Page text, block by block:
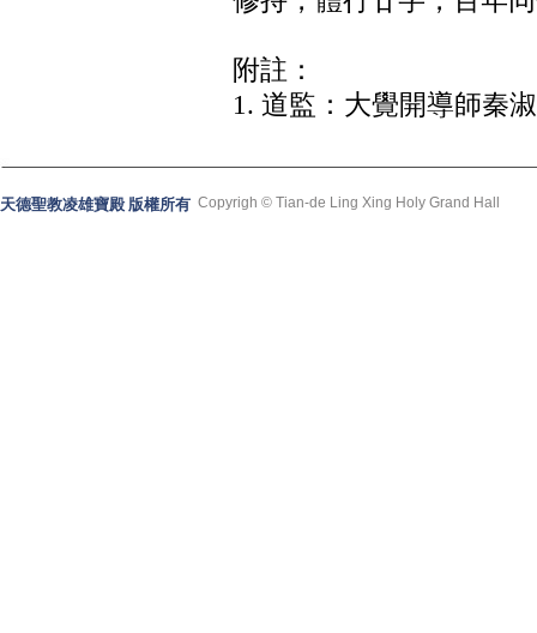
附註：
1. 道監：大覺開導師秦
天德聖教凌雄寶殿 版權所有 Copyrigh © Tian-de Ling Xing Holy Grand Hall